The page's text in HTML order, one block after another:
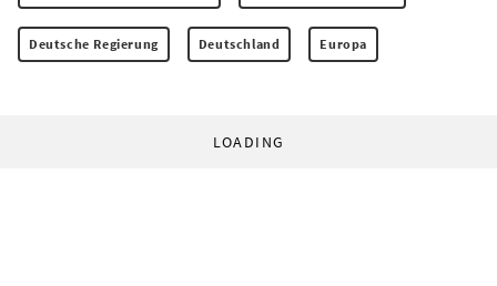
Deutsche Regierung Deutschland Europa
LOADING